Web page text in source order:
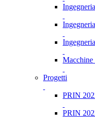
Macchine
Progetti
PRIN
PRIN